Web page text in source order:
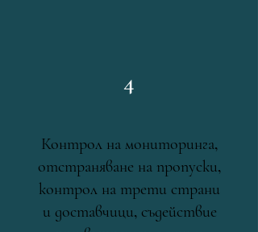
4
Контрол на мониторинга,
отстраняване на пропуски,
контрол на трети страни
и доставчици, съдействие